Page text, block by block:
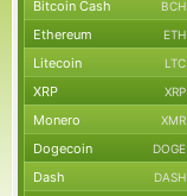
Bitcoin Cash BCH
Ethereum ETH
Litecoin LTC
XRP XRP
Monero XMR
Dogecoin DOGE
Dash DASH